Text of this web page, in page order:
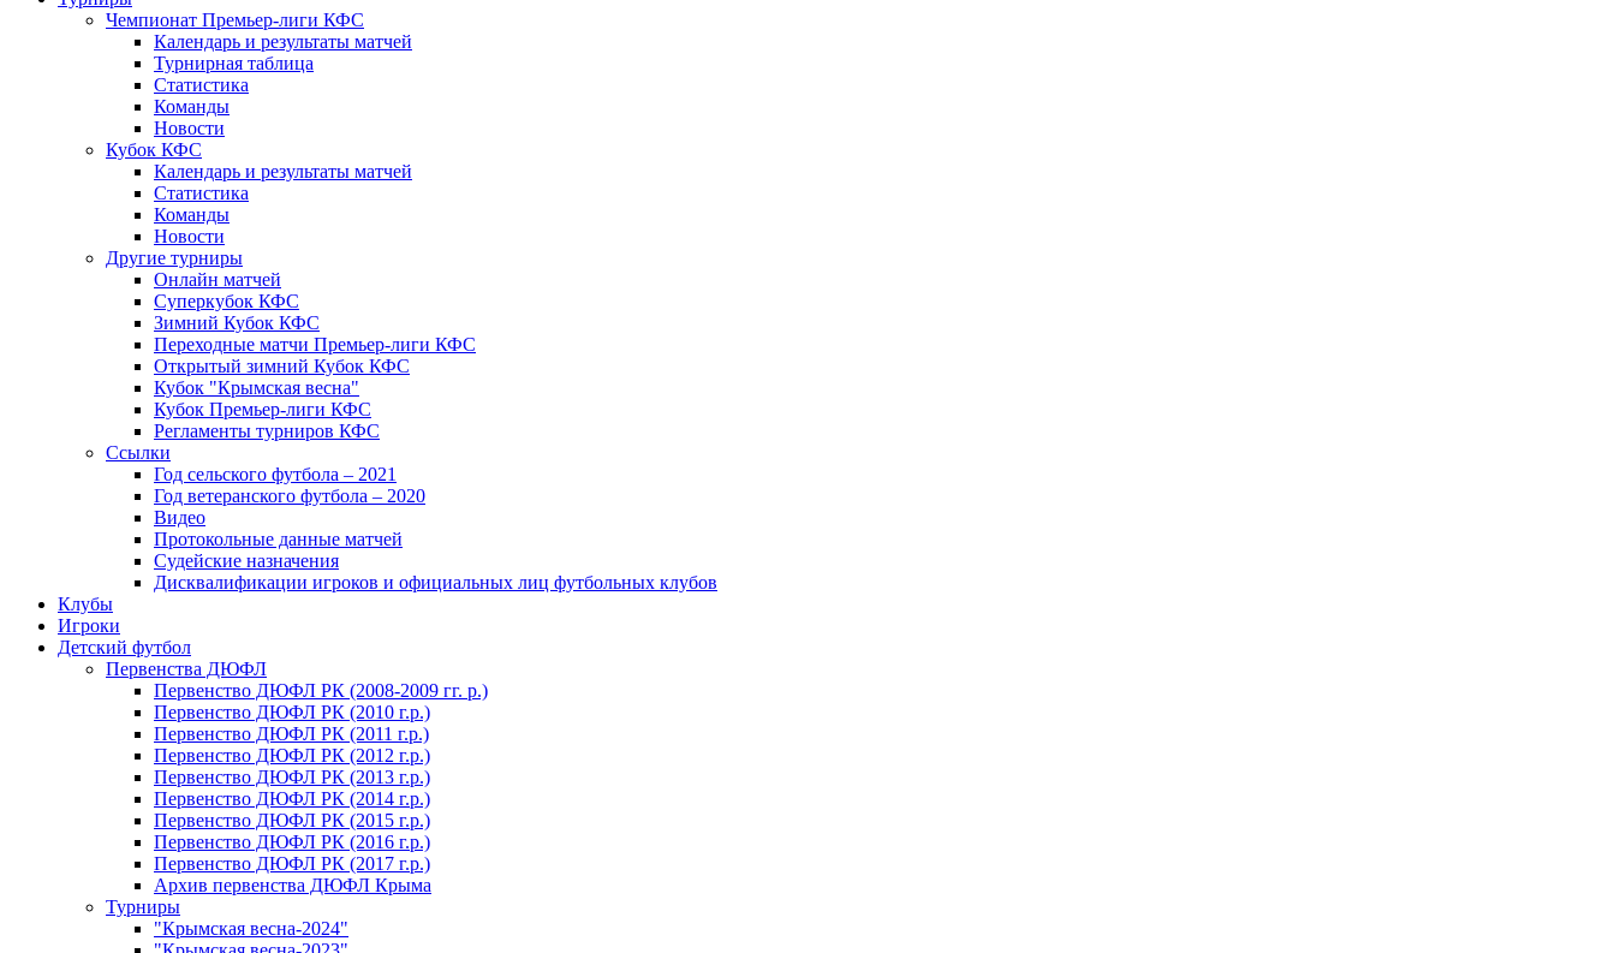
Чемпионат Премьер-лиги КФС
Календарь и результаты матчей
Турнирная таблица
Статистика
Команды
Новости
Кубок КФС
Календарь и результаты матчей
Статистика
Команды
Новости
Другие турниры
Онлайн матчей
Суперкубок КФС
Зимний Кубок КФС
Переходные матчи Премьер-лиги КФС
Открытый зимний Кубок КФС
Кубок "Крымская весна"
Кубок Премьер-лиги КФС
Регламенты турниров КФС
Ссылки
Год сельского футбола – 2021
Год ветеранского футбола – 2020
Видео
Протокольные данные матчей
Судейские назначения
Дисквалификации игроков и официальных лиц футбольных клубов
Клубы
Игроки
Детский футбол
Первенства ДЮФЛ
Первенство ДЮФЛ РК (2008-2009 гг. р.)
Первенство ДЮФЛ РК (2010 г.р.)
Первенство ДЮФЛ РК (2011 г.р.)
Первенство ДЮФЛ РК (2012 г.р.)
Первенство ДЮФЛ РК (2013 г.р.)
Первенство ДЮФЛ РК (2014 г.р.)
Первенство ДЮФЛ РК (2015 г.р.)
Первенство ДЮФЛ РК (2016 г.р.)
Первенство ДЮФЛ РК (2017 г.р.)
Архив первенства ДЮФЛ Крыма
Турниры
"Крымская весна-2024"